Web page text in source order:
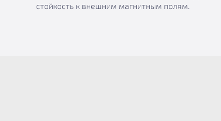
стойкость к внешним магнитным полям.